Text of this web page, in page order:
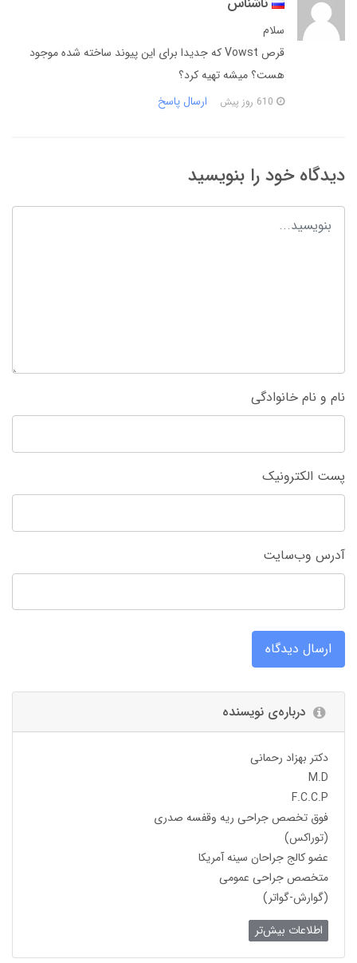
سلام
قرص Vowst که جدیدا برای این پیوند ساخته شده موجود
هست؟ میشه تهیه کرد؟
ارسال پاسخ
دیدگاه خود را بنویسید
نام و نام خانوادگی
پست الکترونیک
آدرس وب‌سایت
ارسال دیدگاه
درباره‌ی نویسنده
دکتر بهزاد رحمانی
M.D
F.C.C.P
فوق تخصص جراحی ریه وقفسه صدری
(توراکس)
عضو کالج جراحان سینه آمریکا
متخصص جراحی عمومی
(گوارش-گواتر)
اطلاعات بیش‌تر